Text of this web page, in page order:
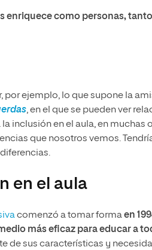
enriquece como personas,
por ejemplo, lo que supone la
, en el que se pueden ver
inclusión en el aula, en
que nosotros vemos.
en el aula
comenzó a tomar formaen
más eficaz para educar a
de sus características y